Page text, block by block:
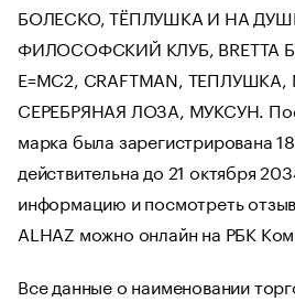
БОЛЕСКО, ТЁПЛУШКА И НА
ФИЛОСОФСКИЙ КЛУБ, BRETTA
E=MC2, CRAFTMAN, ТЕПЛУШКА,
СЕРЕБРЯНАЯ ЛОЗА, МУКСУН.
марка была зарегистрирована
действительна до 21 октября
информацию и посмотреть
ALHAZ можно онлайн на РБК
Все данные о наименовании